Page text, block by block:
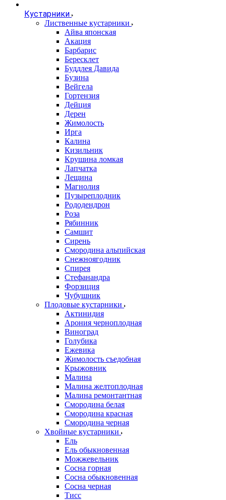
Кустарники
Лиственные кустарники
Айва японская
Акация
Барбарис
Бересклет
Буддлея Давида
Бузина
Вейгела
Гортензия
Дейция
Дерен
Жимолость
Ирга
Калина
Кизильник
Крушина ломкая
Лапчатка
Лещина
Магнолия
Пузыреплодник
Рододендрон
Роза
Рябинник
Самшит
Сирень
Смородина альпийская
Снежноягодник
Спирея
Стефанандра
Форзиция
Чубушник
Плодовые кустарники
Актинидия
Арония черноплодная
Виноград
Голубика
Ежевика
Жимолость съедобная
Крыжовник
Малина
Малина желтоплодная
Малина ремонтантная
Смородина белая
Смородина красная
Смородина черная
Хвойные кустарники
Ель
Ель обыкновенная
Можжевельник
Сосна горная
Сосна обыкновенная
Сосна черная
Тисс